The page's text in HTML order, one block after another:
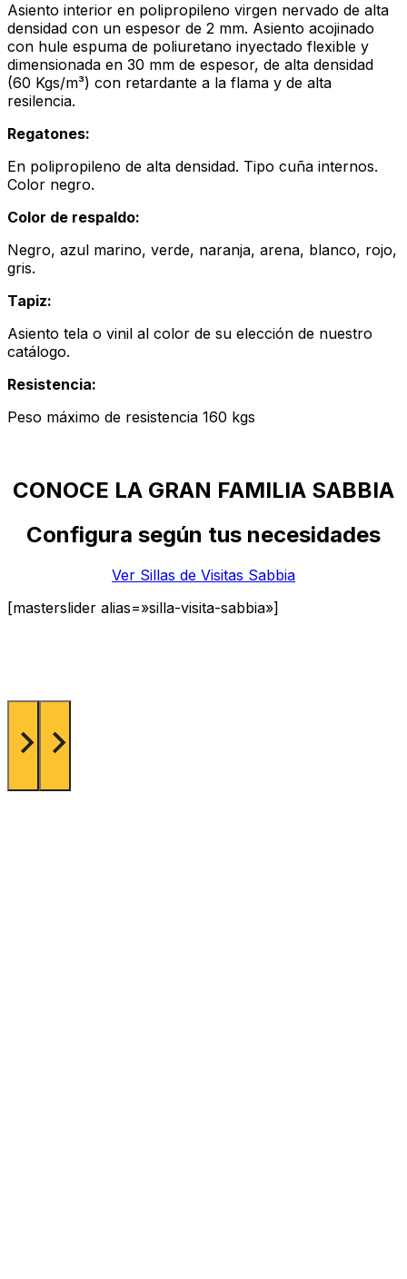
Asiento interior en polipropileno virgen nervado de alta
densidad con un espesor de 2 mm. Asiento acojinado
con hule espuma de poliuretano inyectado flexible y
dimensionada en 30 mm de espesor, de alta densidad
(60 Kgs/m³) con retardante a la flama y de alta
resilencia.
Regatones:
En polipropileno de alta densidad. Tipo cuña internos.
Color negro.
Color de respaldo:
Negro, azul marino, verde, naranja, arena, blanco, rojo,
gris.
Tapiz:
Asiento tela o vinil al color de su elección de nuestro
catálogo.
Resistencia:
Peso máximo de resistencia 160 kgs
CONOCE LA GRAN FAMILIA SABBIA
Configura según tus necesidades
Ver Sillas de Visitas Sabbia
[masterslider alias=»silla-visita-sabbia»]